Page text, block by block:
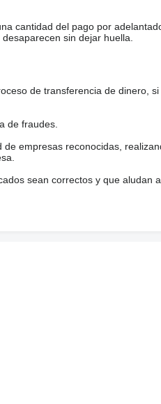
cantidad del pago por
sin dejar huella.
de transferencia de dinero,
de fraudes.
empresas reconocidas,
sean correctos y que aludan